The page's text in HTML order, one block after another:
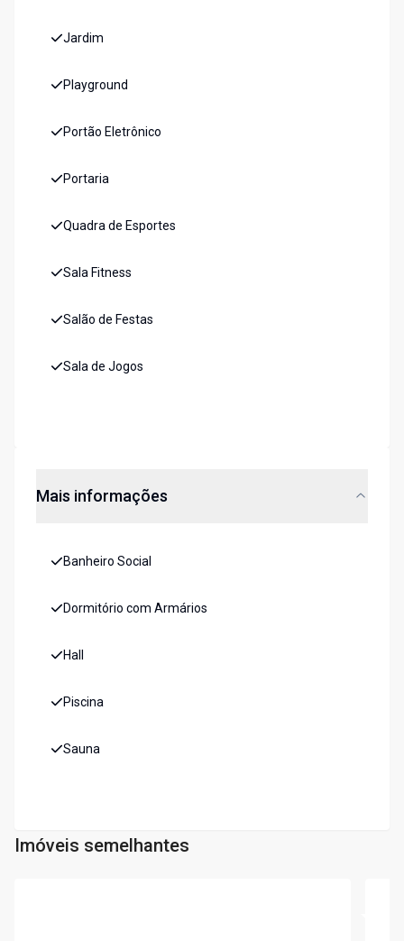
Jardim
Playground
Portão Eletrônico
Portaria
Quadra de Esportes
Sala Fitness
Salão de Festas
Sala de Jogos
Mais informações
Banheiro Social
Dormitório com Armários
Hall
Piscina
Sauna
Imóveis semelhantes